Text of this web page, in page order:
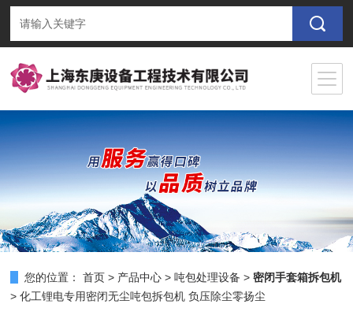
您的位置： 首页 > 产品中心 >吨包处理设备 >密闭手套箱拆包机
> 化工锂电专用密闭无尘吨包拆包机 负压除尘零扬尘